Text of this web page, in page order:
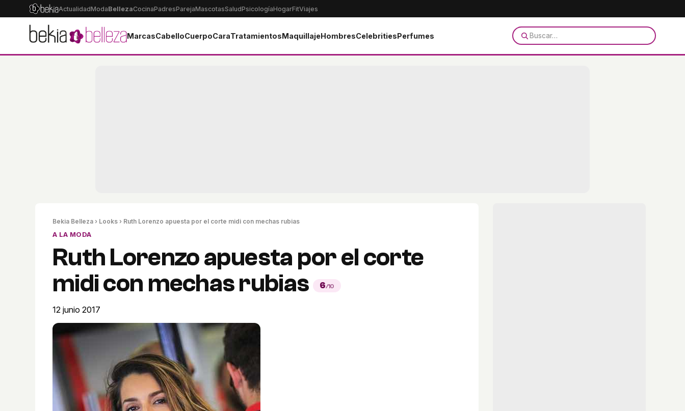
ActualidadModaBellezaCocinaPadresParejaMascotasSaludPsicologíaHogarFitViajes
MarcasCabelloCuerpoCaraTratamientosMaquillajeHombresCelebritiesPerfumes
Bekia Belleza › Looks › Ruth Lorenzo apuesta por el corte midi con mechas rubias
A LA MODA
Ruth Lorenzo apuesta por el corte
midi con mechas rubias
6/10
12 junio 2017